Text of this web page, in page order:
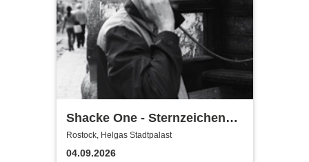
Shacke One - Sternzeichen
Boss Tour
Rostock, Helgas Stadtpalast
04.09.2026